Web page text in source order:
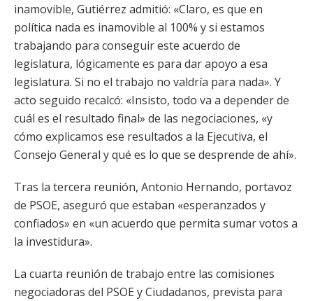
inamovible, Gutiérrez admitió: «Claro, es que en
política nada es inamovible al 100% y si estamos
trabajando para conseguir este acuerdo de
legislatura, lógicamente es para dar apoyo a esa
legislatura. Si no el trabajo no valdría para nada». Y
acto seguido recalcó: «Insisto, todo va a depender de
cuál es el resultado final» de las negociaciones, «y
cómo explicamos ese resultados a la Ejecutiva, el
Consejo General y qué es lo que se desprende de ahí».
Tras la tercera reunión, Antonio Hernando, portavoz
de PSOE, aseguró que estaban «esperanzados y
confiados» en «un acuerdo que permita sumar votos a
la investidura».
La cuarta reunión de trabajo entre las comisiones
negociadoras del PSOE y Ciudadanos, prevista para